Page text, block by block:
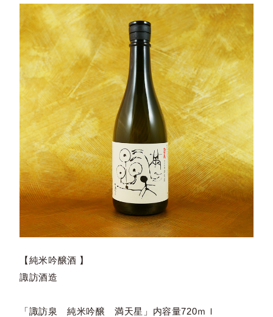
【純米吟醸酒 】
諏訪酒造
「諏訪泉 純米吟醸 満天星」内容量720ｍｌ